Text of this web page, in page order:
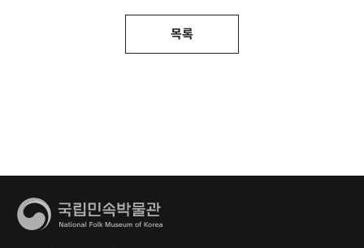
목록